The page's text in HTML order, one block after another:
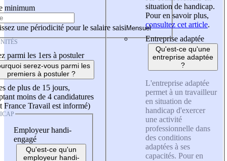
minimum
une périodicité pour le salaire saisi
parmi les 1ers à postuler
serez-vous parmi les
premiers à postuler ?
de plus de 15 jours,
moins de 4 candidatures
France Travail est informé)
Employeur handi-
engagé
Qu'est-ce qu'un
employeur handi-
situation de handicap.
Pour en savoir plus,
consultez cet article.
Entreprise adaptée
Qu'est-ce qu'une
entreprise adaptée
?
L'entreprise adaptée
permet à un travailleur
en situation de
handicap d'exercer
une activité
professionnelle dans
des conditions
adaptées à ses
capacités. Pour en